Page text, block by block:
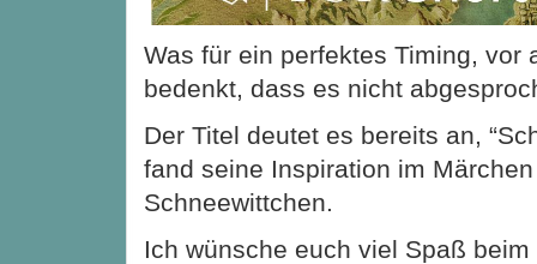
Was für ein perfektes Timing, vor
bedenkt, dass es nicht
Der Titel deutet es bereits an,
fand seine Inspiration im
Schneewittchen.
Ich wünsche euch viel Spaß